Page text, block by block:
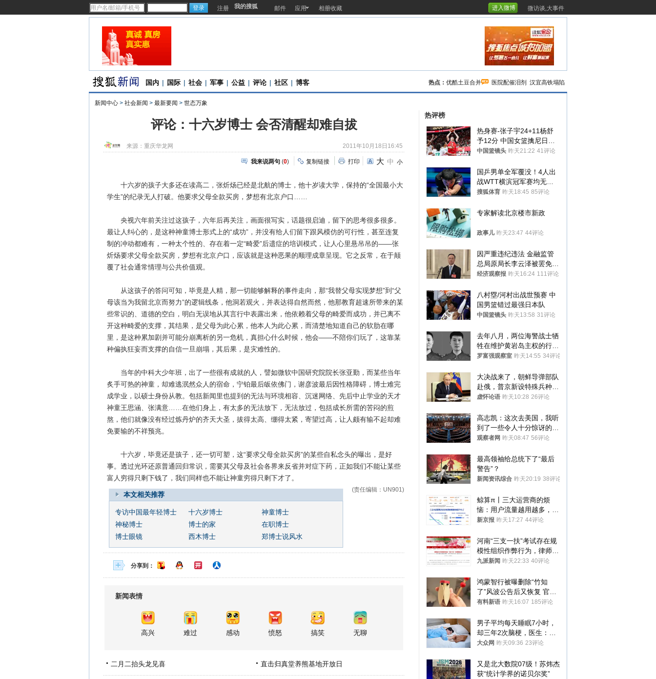
注册 我的搜狐 邮件 应用 相册收藏 进入微博 微访谈,大事件
国内 | 国际 | 社会 | 军事 | 公益 | 评论 | 社区 | 博客 热点： 优酷土豆合并 医院配催泪剂 汉宜高铁塌陷
新闻中心 > 社会新闻 > 最新要闻 > 世态万象
评论：十六岁博士 会否清醒却难自拔
来源： 重庆华龙网 2011年10月18日16:45
我来说两句 (0) 复制链接 打印 大 中 小
十六岁的孩子大多还在读高二，张炘炀已经是北航的博士，他十岁读大学，保持的“全国最小大
学生”的纪录无人打破。他要求父母全款买房，梦想有北京户口……
央视六年前关注过这孩子，六年后再关注，画面很写实，话题很启迪，留下的思考很多很多。
最让人纠心的，是这种神童博士形式上的“成功”，并没有给人们留下跟风模仿的可行性，甚至连复
制的冲动都难有，一种太个性的、存在着一定“畸爱”后遗症的培训模式，让人心里悬吊吊的——张
炘炀要求父母全款买房，梦想有北京户口，应该就是这种恶果的顺理成章呈现。它之反常，在于颠
覆了社会通常情理与公共价值观。
从这孩子的答问可知，毕竟是人精，那一切能够解释的事件走向，那“我替父母实现梦想”到“父
母该当为我留北京而努力”的逻辑线条，他洞若观火，并表达得自然而然，他那教育超速所带来的某
些常识的、道德的空白，明白无误地从其言行中表露出来，他依赖着父母的畸爱而成功，并已离不
开这种畸爱的支撑，其结果，是父母为此心累，他本人为此心累，而清楚地知道自己的软肋在哪
里，是这种累加剧并可能分崩离析的另一危机，真担心什么时候，他会——不陪你们玩了，这靠某
种偏执狂妄而支撑的自信一旦崩塌，其后果，是灾难性的。
当年的中科大少年班，出了一些很有成就的人，譬如微软中国研究院院长张亚勤，而某些当年
炙手可热的神童，却难逃泯然众人的宿命，宁铂最后皈依佛门，谢彦波最后因性格障碍，博士难完
成学业，以硕士身份从教。包括新闻里也提到的无法与环境相容、沉迷网络、先后中止学业的天才
神童王思涵、张满意……在他们身上，有太多的无法放下，无法放过，包括成长所需的苦闷的煎
熬，他们就像没有经过炼丹炉的齐天大圣，拔得太高、绷得太紧，寄望过高，让人颇有输不起却难
免要输的不祥预兆。
十六岁，毕竟还是孩子，还一切可塑，这“要求父母全款买房”的某些自私念头的曝出，是好
事。透过光环还原普通回归常识，需要其父母及社会各界来反省并对症下药，正如我们不能让某些
富人穷得只剩下钱了，我们同样也不能让神童穷得只剩下才了。
本文相关推荐
专访中国最年轻博士 十六岁博士
神童博士
神秘博士
博士的家
在职博士
博士眼镜
西木博士 郑博士说风水
(责任编辑：UN901)
分享到：
新闻表情
高兴 难过 感动 愤怒 搞笑 无聊
二月二抬头龙见喜 直击归真堂养熊基地开放日
热评榜
热身赛-张子宇24+11杨舒
予12分 中国女篮擒尼日利
亚
中国篮镜头 昨天21:22 41评论
国乒男单全军覆没！4人出
战WTT横滨冠军赛均无缘
八强
搜狐体育 昨天18:45 85评论
专家解读北京楼市新政
政事儿 昨天23:47 44评论
因严重违纪违法 金融监管
总局原局长李云泽被罢免全
国人大代表
经济观察报 昨天16:24 111评论
八村塁/河村出战世预赛 中
国男篮错过最强日本队
中国篮镜头 昨天13:58 31评论
去年八月，两位海警战士牺
牲在维护黄岩岛主权的行动
中
罗富强观察室 昨天14:55 34评论
大决战来了，朝鲜导弹部队
赴俄，普京新设特殊兵种，
76岁老将扛旗
虚怀论语 昨天10:28 26评论
高志凯：这次去美国，我听
到了一些令人十分惊讶的消
息
观察者网 昨天08:47 56评论
最高领袖给总统下了“最后
警告”？
新闻资讯综合 昨天20:19 38评论
鲸算π丨三大运营商的烦
恼：用户流量越用越多，收
入却越来越少
新京报 昨天17:27 44评论
河南“三支一扶”考试存在规
模性组织作弊行为，律师：
涉嫌非法获取国家秘密罪等
九派新闻 昨天22:33 40评论
鸿蒙智行被曝删除“竹知
了”风波公告后又恢复 官媒
曾力挺：劝华为要大度的，
有料新语 昨天16:07 185评论
男子平均每天睡眠7小时，
却三年2次脑梗，医生：这
样睡觉更伤身
大众网 昨天09:36 23评论
又是北大数院07级！苏炜杰
获“统计学界的诺贝尔奖”